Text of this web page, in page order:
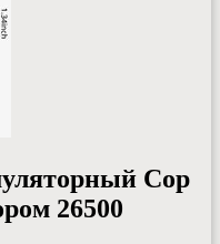
Cop
26500